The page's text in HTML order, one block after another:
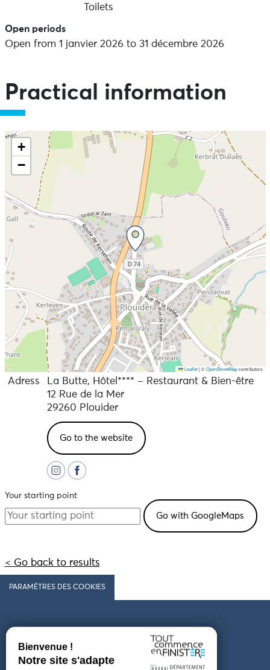
Toilets
Open periods
Open from 1 janvier 2026 to 31 décembre 2026
Practical information
+
−
Leaflet |©OpenStreetMapcontributors
Adress
La Butte, Hôtel**** – Restaurant & Bien-être
12 Rue de la Mer
29260 Plouider
Go to the website
Your starting point
< Go back to results
PARAMÈTRES DES COOKIES
Follow us